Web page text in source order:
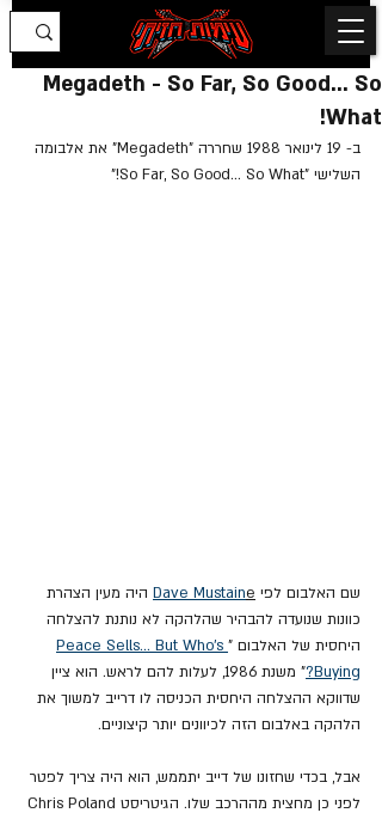
Megadeth - So Far, So Good... So
What!
ב- 19 לינואר 1988 שחררה "Megadeth" את אלבומה
השלישי "So Far, So Good... So What!"
שם האלבום לפי Dave Mustaine
היה מעין הצהרת
כוונות שנועדה להבהיר שהלהקה לא נותנת להצלחה
היחסית של האלבום " Peace Sells... But Who's
Buying?
" משנת 1986, לעלות להם לראש. הוא ציין
שדווקא ההצלחה היחסית הכניסה לו דרייב למשוך את
הלהקה באלבום הזה לכיוונים יותר קיצוניים.
אבל, בכדי שחזונו של דייב יתממש, הוא היה צריך לפטר